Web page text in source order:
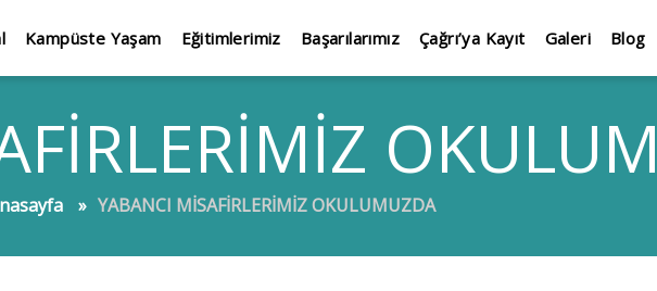
Kampüste Yaşam Eğitimlerimiz Başarılarımız Çağrı’ya Kayıt Galeri Blog
YABANCI MİSAFİRLERİMİZ OKULUMUZDA